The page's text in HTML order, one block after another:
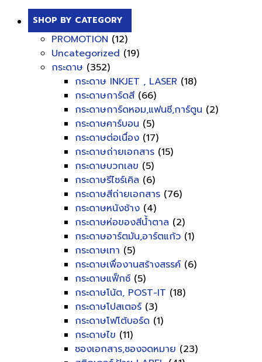
SHOP BY CATEGORY
PROMOTION (12)
Uncategorized (19)
กระดาษ (352)
กระดาษ INKJET , LASER (18)
กระดาษการ์ดสี (66)
กระดาษการ์ดหอม,แฟนซี,การ์ตูน (2)
กระดาษคาร์บอน (5)
กระดาษต่อเนื่อง (17)
กระดาษถ่ายเอกสาร (15)
กระดาษบวกเลข (5)
กระดาษรีไซร์เคิล (6)
กระดาษสีถ่ายเอกสาร (76)
กระดาษหนังช้าง (4)
กระดาษห่อของสีน้ำตาล (2)
กระดาษอาร์ตมัน,อาร์ตแก้ว (1)
กระดาษเทา (5)
กระดาษเพื่องานสร้างสรรค์ (6)
กระดาษแฟ็กซ์ (5)
กระดาษโน้ต, POST-IT (18)
กระดาษโปสเตอร์ (3)
กระดาษโฟโต้บอร์ด (1)
กระดาษไข (11)
ซองเอกสาร,ซองจดหมาย (23)